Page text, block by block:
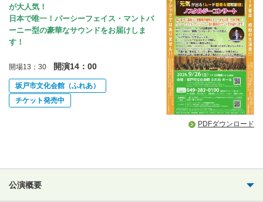
が大人気！
日本で唯一！パーシーフェイス・マントバ
ーニー型の豪華なサウンドをお届けしま
す！
開場13：30 開演14：00
坂戸市文化会館（ふれあ）
チケット発売中
PDFダウンロード
公演概要